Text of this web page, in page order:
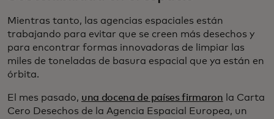
Mientras tanto, las agencias espaciales están
trabajando para evitar que se creen más desechos y
para encontrar formas innovadoras de limpiar las
miles de toneladas de basura espacial que ya están en
órbita.
El mes pasado, una docena de países firmaron la Carta
Cero Desechos de la Agencia Espacial Europea, un